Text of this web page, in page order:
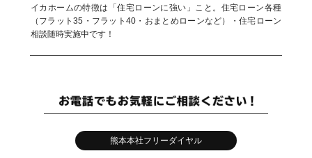
イカホームの特徴は「住宅ローンに強い」こと。住宅ローン各種
（フラット35・フラット40・おまとめローンなど）・住宅ローン
相談随時実施中です！
熊本本社フリーダイヤル